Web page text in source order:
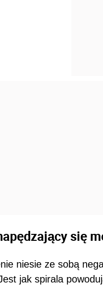
się
niesie ze sobą
jak spirala